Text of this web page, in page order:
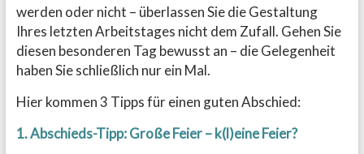
werden oder nicht – überlassen Sie die Gestaltung
Ihres letzten Arbeitstages nicht dem Zufall. Gehen Sie
diesen besonderen Tag bewusst an – die Gelegenheit
haben Sie schließlich nur ein Mal.
Hier kommen 3 Tipps für einen guten Abschied:
1. Abschieds-Tipp: Große Feier – k(l)eine Feier?